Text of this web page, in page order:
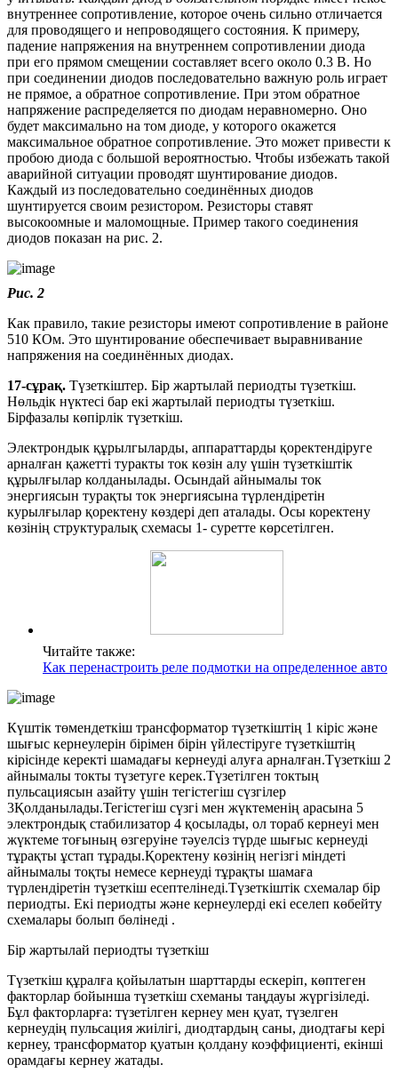
внутреннее сопротивление, которое очень сильно отличается
для проводящего и непроводящего состояния. К примеру,
падение напряжения на внутреннем сопротивлении диода
при его прямом смещении составляет всего около 0.3 В. Но
при соединении диодов последовательно важную роль играет
не прямое, а обратное сопротивление. При этом обратное
напряжение распределяется по диодам неравномерно. Оно
будет максимально на том диоде, у которого окажется
максимальное обратное сопротивление. Это может привести к
пробою диода с большой вероятностью. Чтобы избежать такой
аварийной ситуации проводят шунтирование диодов.
Каждый из последовательно соединённых диодов
шунтируется своим резистором. Резисторы ставят
высокоомные и маломощные. Пример такого соединения
диодов показан на рис. 2.
Рис. 2
Как правило, такие резисторы имеют сопротивление в районе
510 КОм. Это шунтирование обеспечивает выравнивание
напряжения на соединённых диодах.
17-сұрақ. Түзеткіштер. Бір жартылай периодты түзеткіш.
Нөльдік нүктесі бар екі жартылай периодты түзеткіш.
Бірфазалы көпірлік түзеткіш.
Электрондык құрылгыларды, аппараттарды қоректендіруге
арналған қажетті туракты ток көзін алу үшін түзеткіштік
құрылғылар колданылады. Осындай айнымалы ток
энергиясын турақты ток энергиясына түрлендіретін
курылғылар қоректену көздері деп аталады. Осы коректену
көзінің структуралық схемасы 1- суретте көрсетілген.
Читайте также:
Как перенастроить реле подмотки на определенное авто
Күштік төмендеткіш трансформатор түзеткіштің 1 кіріс және
шығыс кернеулерін бірімен бірін үйлестіруге түзеткіштің
кірісінде керекті шамадағы кернеуді алуға арналған.Түзеткіш 2
айнымалы токты түзетуге керек.Түзетілген токтың
пульсациясын азайту үшін тегістегіш сүзгілер
3Қолданылады.Тегістегіш сүзгі мен жүктеменің арасына 5
электрондық стабилизатор 4 қосылады, ол тораб кернеуі мен
жүктеме тоғының өзгеруіне тәуелсіз түрде шығыс кернеуді
тұрақты ұстап тұрады.Қоректену көзінің негізгі міндеті
айнымалы тоқты немесе кернеуді тұрақты шамаға
түрлендіретін түзеткіш есептелінеді.Түзеткіштік схемалар бір
периодты. Екі периодты және кернеулерді екі еселеп көбейту
схемалары болып бөлінеді .
Бір жартылай периодты түзеткіш
Түзеткіш құралға қойылатын шарттарды ескеріп, көптеген
факторлар бойынша түзеткіш схеманы таңдауы жүргізіледі.
Бұл факторларға: түзетілген кернеу мен қуат, түзелген
кернеудің пульсация жиілігі, диодтардың саны, диодтағы кері
кернеу, трансформатор қуатын қолдану коэффициенті, екінші
орамдағы кернеу жатады.